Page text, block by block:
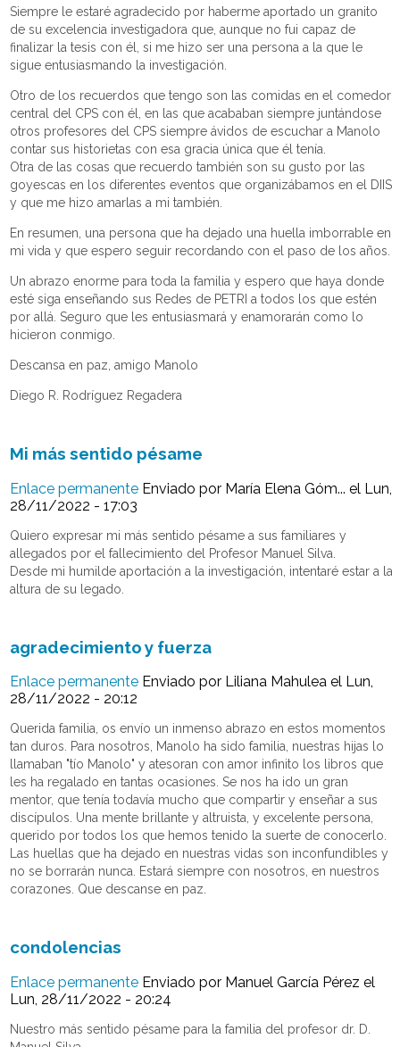
Siempre le estaré agradecido por haberme aportado un granito
de su excelencia investigadora que, aunque no fui capaz de
finalizar la tesis con él, si me hizo ser una persona a la que le
sigue entusiasmando la investigación.
Otro de los recuerdos que tengo son las comidas en el comedor
central del CPS con él, en las que acababan siempre juntándose
otros profesores del CPS siempre ávidos de escuchar a Manolo
contar sus historietas con esa gracia única que él tenía.
Otra de las cosas que recuerdo también son su gusto por las
goyescas en los diferentes eventos que organizábamos en el DIIS
y que me hizo amarlas a mi también.
En resumen, una persona que ha dejado una huella imborrable en
mi vida y que espero seguir recordando con el paso de los años.
Un abrazo enorme para toda la familia y espero que haya donde
esté siga enseñando sus Redes de PETRI a todos los que estén
por allá. Seguro que les entusiasmará y enamorarán como lo
hicieron conmigo.
Descansa en paz, amigo Manolo
Diego R. Rodríguez Regadera
Mi más sentido pésame
Enlace permanente Enviado por María Elena Góm... el Lun,
28/11/2022 - 17:03
Quiero expresar mi más sentido pésame a sus familiares y
allegados por el fallecimiento del Profesor Manuel Silva.
Desde mi humilde aportación a la investigación, intentaré estar a la
altura de su legado.
agradecimiento y fuerza
Enlace permanente Enviado por Liliana Mahulea el Lun,
28/11/2022 - 20:12
Querida familia, os envío un inmenso abrazo en estos momentos
tan duros. Para nosotros, Manolo ha sido familia, nuestras hijas lo
llamaban "tío Manolo" y atesoran con amor infinito los libros que
les ha regalado en tantas ocasiones. Se nos ha ido un gran
mentor, que tenía todavía mucho que compartir y enseñar a sus
discípulos. Una mente brillante y altruista, y excelente persona,
querido por todos los que hemos tenido la suerte de conocerlo.
Las huellas que ha dejado en nuestras vidas son inconfundibles y
no se borrarán nunca. Estará siempre con nosotros, en nuestros
corazones. Que descanse en paz.
condolencias
Enlace permanente Enviado por Manuel García Pérez el
Lun, 28/11/2022 - 20:24
Nuestro más sentido pésame para la familia del profesor dr. D.